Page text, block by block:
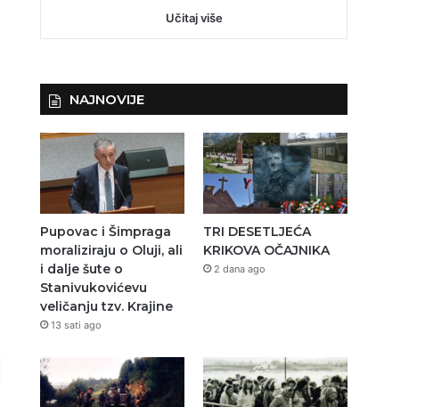
Učitaj više
NAJNOVIJE
Pupovac i Šimpraga
moraliziraju o Oluji, ali
i dalje šute o
Stanivukovićevu
veličanju tzv. Krajine
13 sati ago
TRI DESETLJEĆA
KRIKOVA OČAJNIKA
2 dana ago